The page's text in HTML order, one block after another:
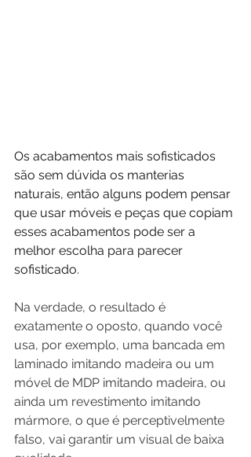
Os acabamentos mais sofisticados
são sem dúvida os manterias
naturais, então alguns podem pensar
que usar móveis e peças que copiam
esses acabamentos pode ser a
melhor escolha para parecer
sofisticado.
Na verdade, o resultado é
exatamente o oposto, quando você
usa, por exemplo, uma bancada em
laminado imitando madeira ou um
móvel de MDP imitando madeira, ou
ainda um revestimento imitando
mármore, o que é perceptivelmente
falso, vai garantir um visual de baixa